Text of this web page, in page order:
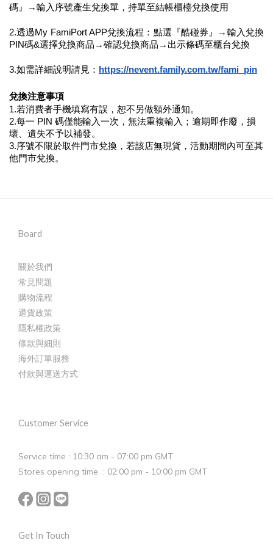
碼』→輸入序號產生兌換單，持單至結帳櫃檯兌換使用
2.透過My FamiPort APP兌換流程：點選『酷碰券』→輸入兌換
PIN碼&選擇兌換商品→確認兌換商品→出示條碼至櫃台兌換
3.如需詳細說明請見： https://nevent.family.com.tw/fami_pin
兌換注意事項
1.若消費者手機填寫有誤，恕不另做額外通知。
2.每一 PIN 碼僅能輸入一次，無法重複輸入；逾期即作廢，損
壞、遺失不予以補發。
3.序號不限於取件門市兌換，若該店無現貨，活動期間內可至其
他門市兌換。
Board
關於我們
常見問題
購物流程
退貨政策
隱私權政策
條款與細則
海外訂單服務
付款與運送方式
Customer Service
Service time : 10:30 am - 07:00 pm GMT
Stores opening time : 02:00 pm - 10:00 pm GMT
Get In Touch